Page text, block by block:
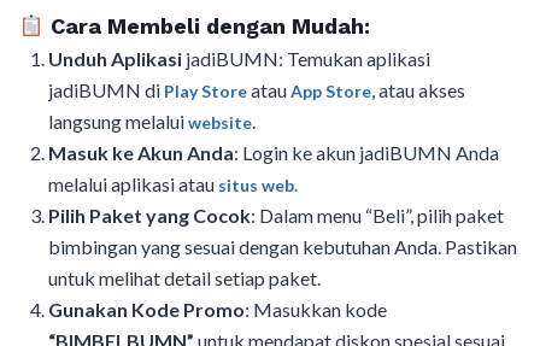
Cara Membeli dengan Mudah:
Unduh Aplikasi jadiBUMN: Temukan aplikasi
jadiBUMN di Play StoreatauApp Store, atau akses
langsung melaluiwebsite.
Masuk ke Akun Anda: Login ke akun jadiBUMN Anda
melalui aplikasi atau situs web.
Pilih Paket yang Cocok: Dalam menu “Beli”, pilih paket
bimbingan yang sesuai dengan kebutuhan Anda. Pastikan
untuk melihat detail setiap paket.
Gunakan Kode Promo: Masukkan kode
“BIMBELBUMN” untuk mendapat diskon spesial sesuai